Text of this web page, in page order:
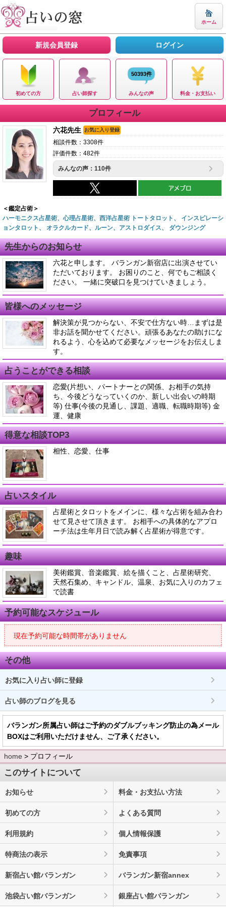
ホーム
新規会員登録 ログイン
初めての方 占い師探す
50393件
みんなの声 料金・お支払い
プロフィール
六花先生 お気に入り登録
相談件数：3308件
評価件数：482件
みんなの声：110件
＜鑑定占術＞
ハーモニクス占星術、心理占星術、西洋占星術 トートタロット、 インスピレーシ
ョンタロット、 オラクルカード、ルーン、アストロダイス、 ダウンジング
先生からのお知らせ
六花と申します。 バランガン新宿店に出演させてい
ただいております。 お困りのこと、何でもご相談く
ださい。 一緒に突破口を見つけていきましょう。
皆様へのメッセージ
解決策が見つからない、不安で仕方ない時…まずは是
非お話を聞かせてください。頑張るあなたの助けにな
れるよう、心を込めて必要なメッセージをお伝えしま
す。
占うことができる相談
恋愛(片想い、パートナーとの関係、お相手の気持
ち、今後どうなっていくのか、新しい出会いの時期
等) 仕事(今後の見通し、課題、適職、転職時期等) 金
運、健康
得意な相談TOP3
相性、恋愛、仕事
占いスタイル
占星術とタロットをメインに、様々な占術を組み合わ
せて見させて頂きます。 お相手への具体的なアプロ
ーチ法は生年月日で読み解く占星術が得意です。
趣味
美術鑑賞、音楽鑑賞、絵を描くこと、占星術研究、
天然石集め、キャンドル、温泉、お気に入りのカフェ
で読書
予約可能なスケジュール
現在予約可能な時間帯がありません
その他
お気に入り占い師に登録
占い師のブログを見る
バランガン所属占い師はご予約のダブルブッキング防止の為メール
BOXはご利用いただけません、ご了承ください。
home > プロフィール
このサイトについて
お知らせ 料金・お支払い方法
初めての方 よくある質問
利用規約 個人情報保護
特商法の表示 免責事項
新宿占い館バランガン バランガン新宿annex
池袋占い館バランガン 銀座占い館バランガン